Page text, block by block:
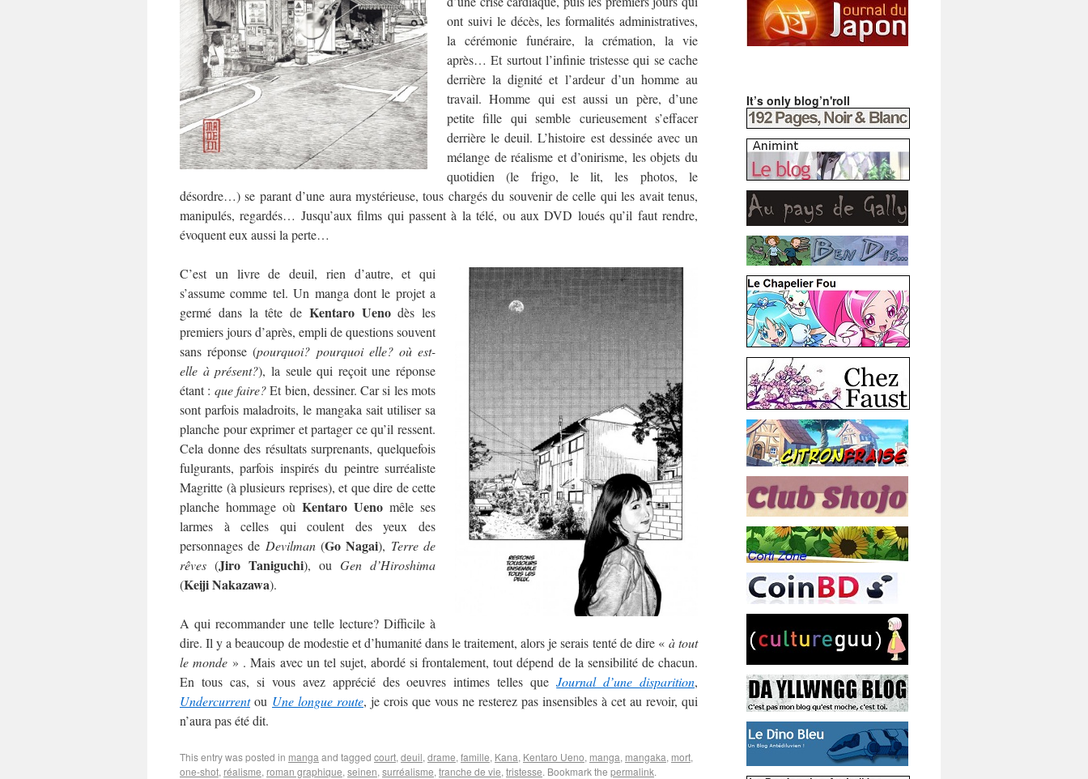
ont suivi le décès, les formalités administratives,
la cérémonie funéraire, la crémation, la vie
après… Et surtout l’infinie tristesse qui se cache
derrière la dignité et l’ardeur d’un homme au
travail. Homme qui est aussi un père, d’une
petite fille qui semble curieusement s’effacer
derrière le deuil. L’histoire est dessinée avec un
mélange de réalisme et d’onirisme, les objets du
quotidien (le frigo, le lit, les photos, le
désordre…) se parant d’une aura mystérieuse, tous chargés du souvenir de celle qui les avait tenus,
manipulés, regardés… Jusqu’aux films qui passent à la télé, ou aux DVD loués qu’il faut rendre,
évoquent eux aussi la perte…
C’est un livre de deuil, rien d’autre, et qui
s’assume comme tel. Un manga dont le projet a
germé dans la tête de Kentaro Uenodès les
premiers jours d’après, empli de questions souvent
sans réponse (pourquoi? pourquoi elle? où est-
elle à présent?), la seule qui reçoit une réponse
étant : que faire?Et bien, dessiner. Car si les mots
sont parfois maladroits, le mangaka sait utiliser sa
planche pour exprimer et partager ce qu’il ressent.
Cela donne des résultats surprenants, quelquefois
fulgurants, parfois inspirés du peintre surréaliste
Magritte (à plusieurs reprises), et que dire de cette
planche hommage où Kentaro Ueno mêle ses
larmes à celles qui coulent des yeux des
personnages de Devilman(Go Nagai), Terre de
rêves (Jiro Taniguchi), ou Gen d’Hiroshima
(Keiji Nakazawa).
A qui recommander une telle lecture? Difficile à
dire. Il y a beaucoup de modestie et d’humanité dans le traitement, alors je serais tenté de dire « à tout
le monde » . Mais avec un tel sujet, abordé si frontalement, tout dépend de la sensibilité de chacun.
En tous cas, si vous avez apprécié des oeuvres intimes telles queJournal d’une disparition,
Undercurrentou Une longue route, je crois que vous ne resterez pas insensibles à cet au revoir, qui
n’aura pas été dit.
This entry was posted in manga and tagged court, deuil, drame, famille, Kana, Kentaro Ueno, manga, mangaka, mort,
one-shot, réalisme, roman graphique, seinen, surréalisme, tranche de vie, tristesse. Bookmark the permalink.
It’s only blog’n'roll